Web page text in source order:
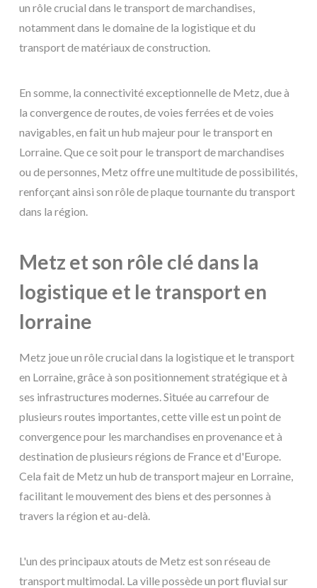
un rôle crucial dans le transport de marchandises,
notamment dans le domaine de la logistique et du
transport de matériaux de construction.
En somme, la connectivité exceptionnelle de Metz, due à
la convergence de routes, de voies ferrées et de voies
navigables, en fait un hub majeur pour le transport en
Lorraine. Que ce soit pour le transport de marchandises
ou de personnes, Metz offre une multitude de possibilités,
renforçant ainsi son rôle de plaque tournante du transport
dans la région.
Metz et son rôle clé dans la
logistique et le transport en
lorraine
Metz joue un rôle crucial dans la logistique et le transport
en Lorraine, grâce à son positionnement stratégique et à
ses infrastructures modernes. Située au carrefour de
plusieurs routes importantes, cette ville est un point de
convergence pour les marchandises en provenance et à
destination de plusieurs régions de France et d'Europe.
Cela fait de Metz un hub de transport majeur en Lorraine,
facilitant le mouvement des biens et des personnes à
travers la région et au-delà.
L'un des principaux atouts de Metz est son réseau de
transport multimodal. La ville possède un port fluvial sur